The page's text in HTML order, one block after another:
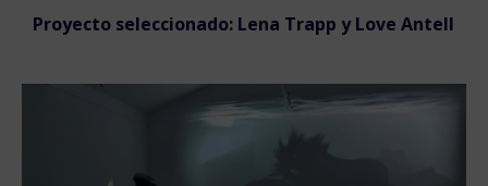
Proyecto seleccionado: Lena Trapp y Love Antell